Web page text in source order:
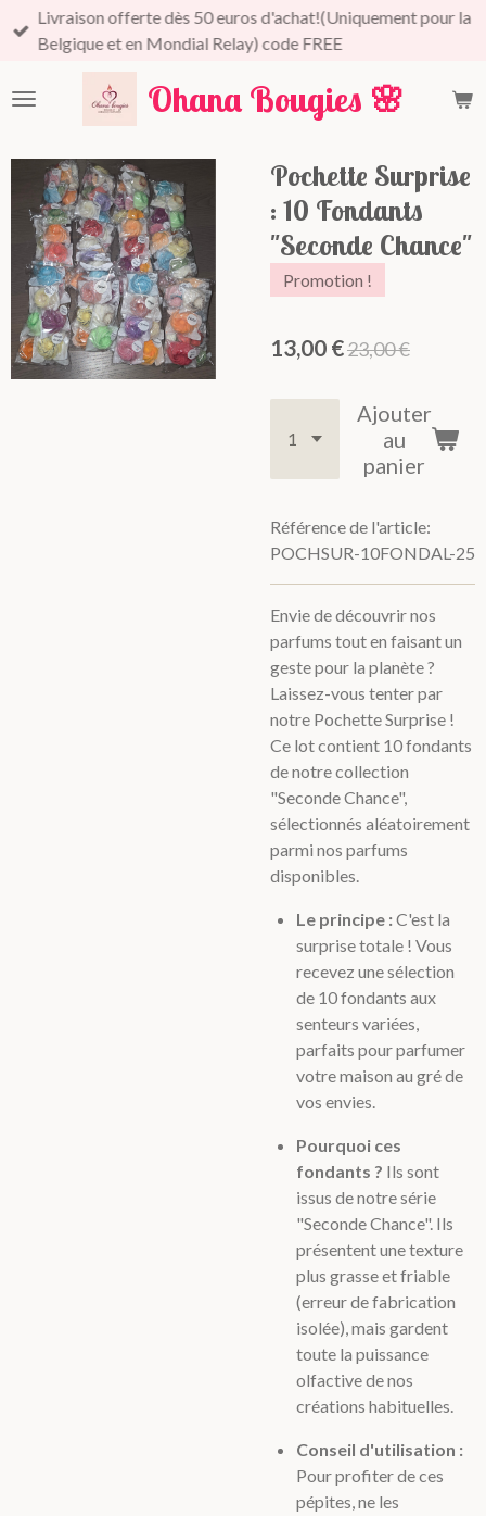
Passer
principal
Ohana Bougies 🌸
Livraison offerte dès 50 euros d'achat!(Uniquement pour la
Belgique et en Mondial Relay) code FREE
Pochette Surprise
: 10 Fondants
"Seconde Chance"
Promotion !
13,00 €23,00 €
Ajouter
au
panier
Référence de l'article:
POCHSUR-10FONDAL-25
Envie de découvrir nos
parfums tout en faisant un
geste pour la planète ?
Laissez-vous tenter par
notre Pochette Surprise !
Ce lot contient 10 fondants
de notre collection
"Seconde Chance",
sélectionnés aléatoirement
parmi nos parfums
disponibles.
Le principe :C'est la
surprise totale ! Vous
recevez une sélection
de 10 fondants aux
senteurs variées,
parfaits pour parfumer
votre maison au gré de
vos envies.
Pourquoi ces
fondants ? Ils sont
issus de notre série
"Seconde Chance". Ils
présentent une texture
plus grasse et friable
(erreur de fabrication
isolée), mais gardent
toute la puissance
olfactive de nos
créations habituelles.
Conseil d'utilisation :
Pour profiter de ces
pépites, ne les